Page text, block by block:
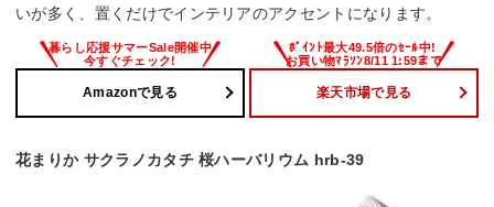
いが多く、置くだけでインテリアのアクセントになります。
Amazonで見る 楽天市場で見る
花まりか サクラノカタチ 桜ハーバリウム hrb-39